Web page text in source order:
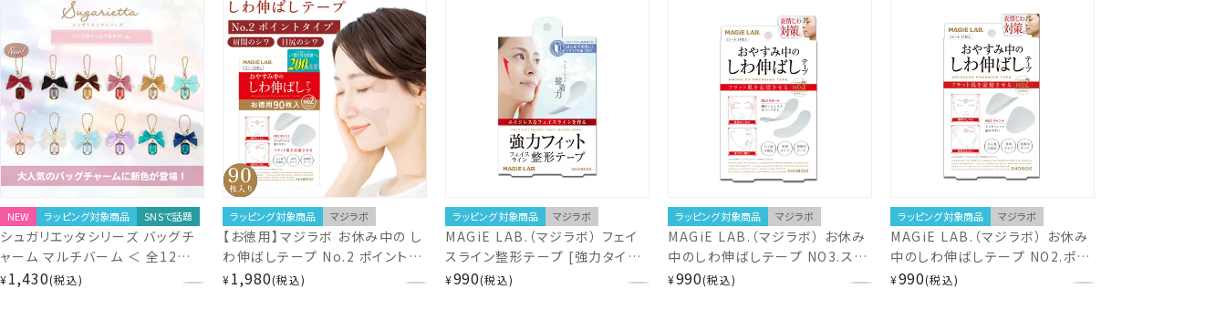
NEW ラッピング対象商品 SNSで話題
シュガリエッタシリーズ バッグチ
ャーム マルチバーム ＜ 全12種
＞ 粧美堂 SHOBIDO
¥1,430 税込
ラッピング対象商品 マジラボ
【お徳用】マジラボ お休み中の し
わ伸ばしテープ No.2 ポイントタ
イプ 一点集中カバー (90枚入)
¥1,980 税込
ラッピング対象商品 マジラボ
MAGiE LAB.（マジラボ） フェイ
スライン整形テープ [強力タイプ]
トライアル30枚入り MG22125
¥990 税込
ラッピング対象商品 マジラボ
MAGiE LAB.（マジラボ） お休み
中のしわ伸ばしテープ NO3.スモ
ールタイプ 細かいところもカバー
¥990 税込
ラッピング対象商品 マジラボ
MAGiE LAB.（マジラボ） お休み
中のしわ伸ばしテープ NO2.ポイ
ントタイプ 一点集中カバー
¥990 税込